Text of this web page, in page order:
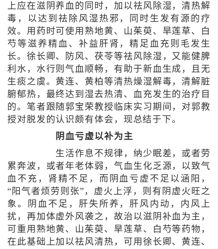
上应在滋阴养血的同时，加以祛风除湿，清热解
毒，以达到祛除风湿热邪，同时生发有源的疗
效。用药时可使用熟地黄、山茱萸、旱莲草、白
芍等滋养精血、补益肝肾，精足血充则毛发生
长。徐长卿、防风、茯苓等祛风除湿，又能健脾
利水，水行则气血顺畅，有助于新血生成，且无
生痰之虞。黄连、黄柏等清热燥湿解毒，清解脏
腑郁热，最终达到湿去热清、血充发生的治疗目
的。笔者跟随郭宝荣教授临床实习期间，对郭教
授对脱发的认识颇有体会，现总结于下。
阴血亏虚以补为主
生活作息不规律，纳少眠差，或者劳
累奔波，或者年老体弱，气血生化乏源，以致气
血不充，肾精不足，而阴血亏虚不足以涵阳，
“阳气者烦劳则张”，虚火上浮，则有阴虚火旺之
象。阴血不足，肝失所养，肝风内动，内风上
扰，再加体虚外风袭之，故治以滋阴补血为主，
可重用熟地黄、山茱萸、旱莲草、白芍等药物，
在此基础上加以祛风清热，可用徐长卿、黄连、